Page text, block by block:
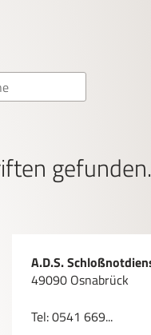
gefunden.
49090 Osnabrück
Tel: 0541 669...